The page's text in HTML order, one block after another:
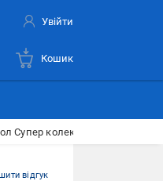
Увійти
Кошик
Супер колекція 2 Блу Сон
відгук